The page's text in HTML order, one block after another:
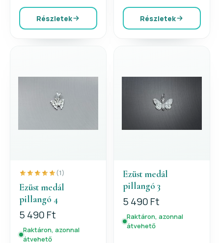
Részletek Részletek
(1)
Ezüst medál
pillangó 4
5 490 Ft
Raktáron, azonnal
átvehető
Ezüst medál
pillangó 3
5 490 Ft
Raktáron, azonnal
átvehető